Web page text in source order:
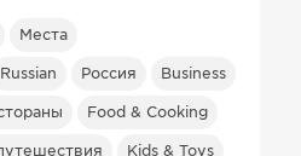
Места
Russian Россия Business
Food & Cooking
Kids & Toys